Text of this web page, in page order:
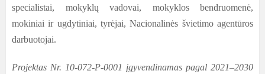
specialistai, mokyklų vadovai, mokyklos bendruomenė,
mokiniai ir ugdytiniai, tyrėjai, Nacionalinės švietimo agentūros
darbuotojai.
Projektas Nr. 10-072-P-0001 įgyvendinamas pagal 2021–2030